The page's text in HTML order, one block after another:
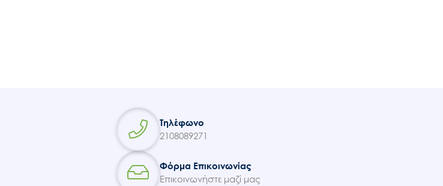
Τηλέφωνο
2108089271
Φόρμα Επικοινωνίας
Επικοινωνήστε μαζί μας